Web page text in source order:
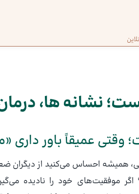
نشانه ها،
وقتی عمیقاً باور
همیشه احساس می‌کنید از
موفقیت‌های خود را نادیده